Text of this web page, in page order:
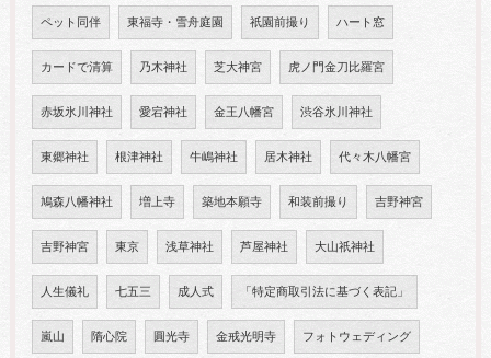
ペット同伴 東福寺・雪舟庭園 祇園前撮り ハート窓
カードで清算 乃木神社 芝大神宮 虎ノ門金刀比羅宮
赤坂氷川神社 愛宕神社 金王八幡宮 渋谷氷川神社
東郷神社 根津神社 牛嶋神社 居木神社 代々木八幡宮
鳩森八幡神社 増上寺 築地本願寺 和装前撮り 吉野神宮
吉野神宮 東京 浅草神社 芦屋神社 大山祇神社
人生儀礼 七五三 成人式 「特定商取引法に基づく表記」
嵐山 隋心院 圓光寺 金戒光明寺 フォトウェディング